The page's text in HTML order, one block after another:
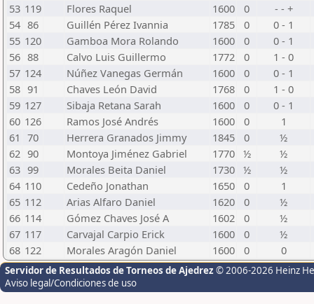
53 119 Flores Raquel 1600 0
- - +
54 86 Guillén Pérez Ivannia 1785 0
0 - 1
55 120 Gamboa Mora Rolando 1600 0
0 - 1
56 88 Calvo Luis Guillermo 1772 0
1 - 0
57 124 Núñez Vanegas Germán 1600 0
0 - 1
58 91 Chaves León David 1768 0
1 - 0
59 127 Sibaja Retana Sarah 1600 0
0 - 1
60 126 Ramos José Andrés 1600 0
1
61 70 Herrera Granados Jimmy 1845 0
½
62 90 Montoya Jiménez Gabriel 1770 ½
½
63 99 Morales Beita Daniel 1730 ½
½
64 110 Cedeño Jonathan 1650 0
1
65 112 Arias Alfaro Daniel 1620 0
½
66 114 Gómez Chaves José A 1602 0
½
67 117 Carvajal Carpio Erick 1600 0
½
68 122 Morales Aragón Daniel 1600 0 0
Servidor de Resultados de Torneos de Ajedrez © 2006-2026 Heinz
Aviso legal/Condiciones de uso